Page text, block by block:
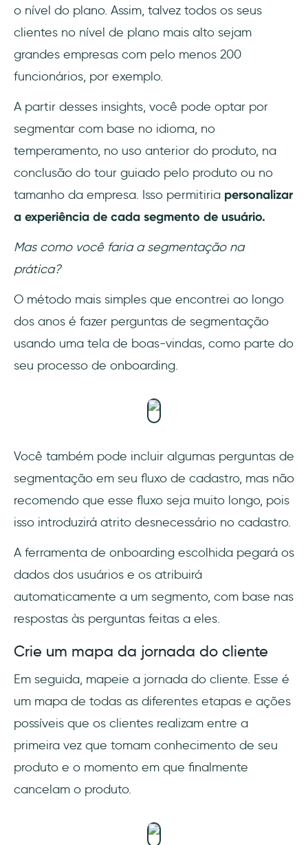
o nível do plano. Assim, talvez todos os seus
clientes no nível de plano mais alto sejam
grandes empresas com pelo menos 200
funcionários, por exemplo.
A partir desses insights, você pode optar por
segmentar com base no idioma, no
temperamento, no uso anterior do produto, na
conclusão do tour guiado pelo produto ou no
tamanho da empresa. Isso permitiria personalizar
a experiência de cada segmento de usuário.
Mas como você faria a segmentação na
prática?
O método mais simples que encontrei ao longo
dos anos é fazer perguntas de segmentação
usando uma tela de boas-vindas, como parte do
seu processo de onboarding.
Você também pode incluir algumas perguntas de
segmentação em seu fluxo de cadastro, mas não
recomendo que esse fluxo seja muito longo, pois
isso introduzirá atrito desnecessário no cadastro.
A ferramenta de onboarding escolhida pegará os
dados dos usuários e os atribuirá
automaticamente a um segmento, com base nas
respostas às perguntas feitas a eles.
Crie um mapa da jornada do cliente
Em seguida, mapeie a jornada do cliente. Esse é
um mapa de todas as diferentes etapas e ações
possíveis que os clientes realizam entre a
primeira vez que tomam conhecimento de seu
produto e o momento em que finalmente
cancelam o produto.